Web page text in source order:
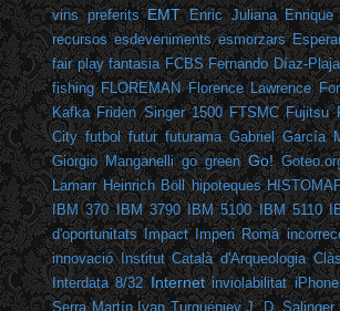
vins preferits EMT Enric Juliana Enrique
recursos esdeveniments esmorzars
fair play fantasia FCBS Fernando Díaz-Plaja
fishing FLOREMAN Florence Lawrence
Kafka Friden Singer 1500 FTSMC Fujitsu
City futbol futur futurama Gabriel García
Giorgio Manganelli go green Go!
Lamarr Heinrich Böll hipoteques
IBM 370 IBM 3790 IBM 5100 IBM 5110
d'oportunitats Impact Imperi Romà
innovació Institut Català d'Arqueologia
Interdata 8/32 Internet inviolabilitat iPhone
Serra Martín Ivan Turguéniev J. D. Salinger